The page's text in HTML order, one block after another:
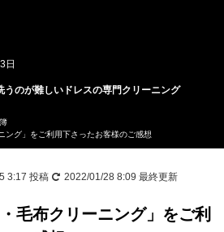
日
うのが難しいドレスの専門クリーニング
ング」をご利用下さったお客様のご感想
3:17 投稿 2022/01/28 8:09 最終更新
毛布クリーニング」をご利